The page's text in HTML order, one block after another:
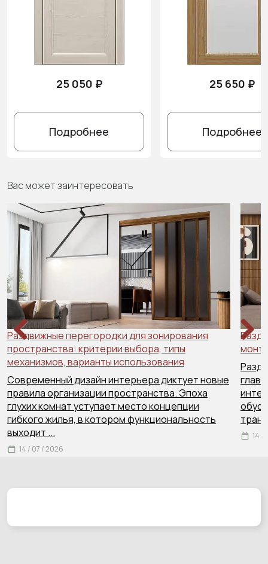
25 050 ₽
Подробнее
25 650 ₽
Подробнее
Вас может заинтересовать
Раздвижные перегородки для зонирования
пространства: критерии выбора, типы
механизмов, варианты использования
Современный дизайн интерьера диктует новые
правила организации пространства. Эпоха
глухих комнат уступает место концепции
гибкого жилья, в котором функциональность
выходит ...
14 / 07 / 2026
14 /
Previous Next